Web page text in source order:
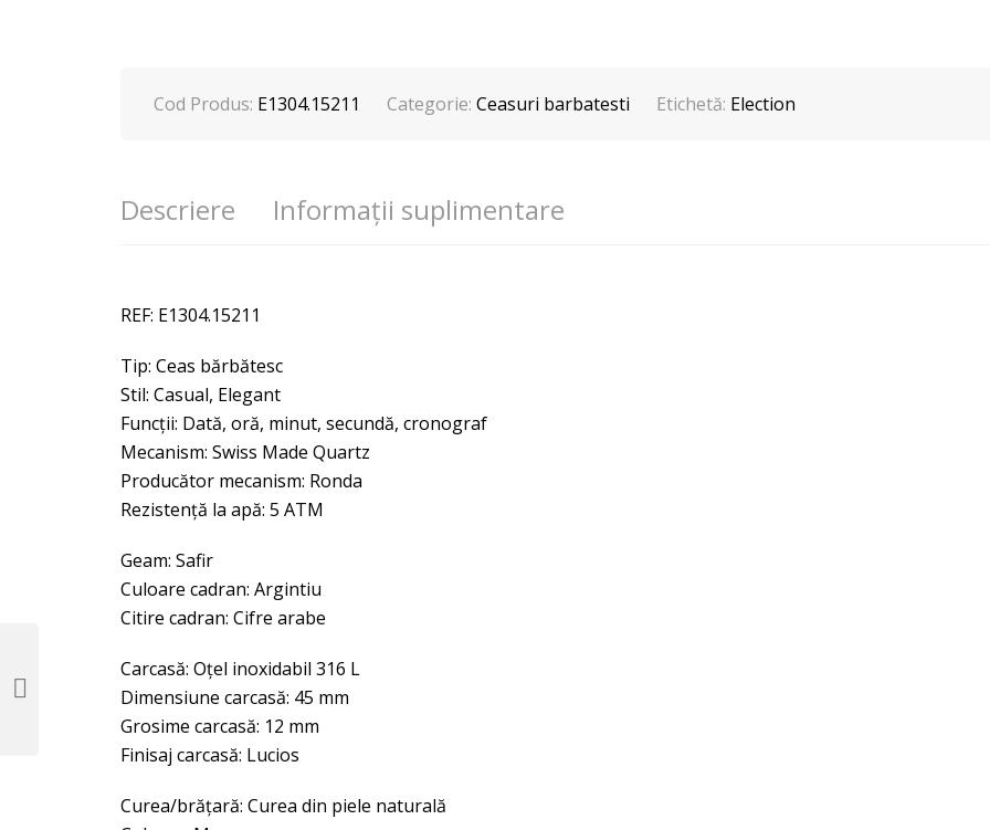
Cod Produs: E1304.15211 Categorie:Ceasuri barbatesti Etichetă: Election
Descriere Informații suplimentare
REF: E1304.15211
Tip: Ceas bărbătesc
Stil: Casual, Elegant
Funcţii: Dată, oră, minut, secundă, cronograf
Mecanism: Swiss Made Quartz
Producător mecanism: Ronda
Rezistenţă la apă: 5 ATM
Geam: Safir
Culoare cadran: Argintiu
Citire cadran: Cifre arabe
Carcasă: Oţel inoxidabil 316 L
Dimensiune carcasă: 45 mm
Grosime carcasă: 12 mm
Finisaj carcasă: Lucios
Curea/brăţară: Curea din piele naturală